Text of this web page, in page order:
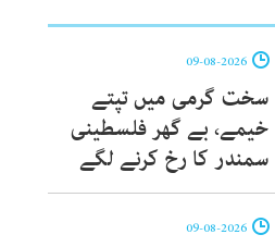
سخت گرمی میں تپتے
خیمے، بے گھر فلسطینی
سمندر کا رخ کرنے لگے